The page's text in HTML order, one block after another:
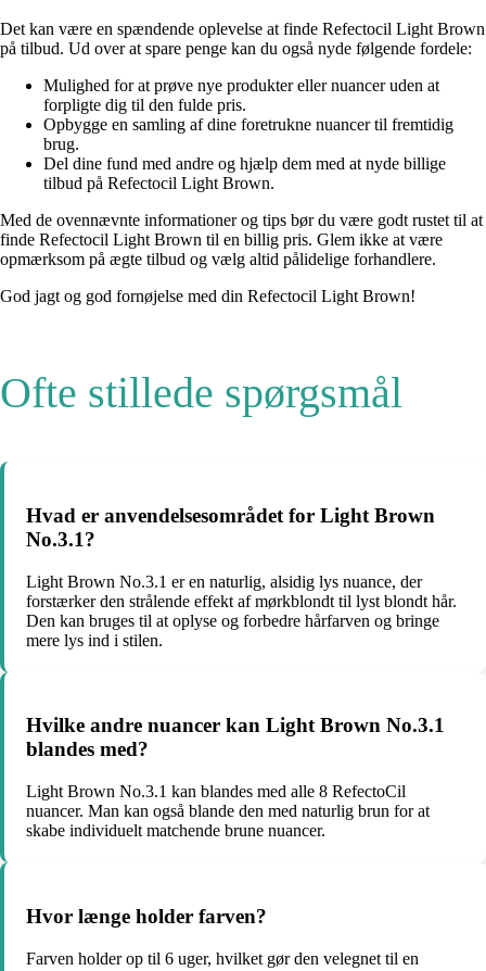
Det kan være en spændende oplevelse at finde Refectocil Light Brown
på tilbud. Ud over at spare penge kan du også nyde følgende fordele:
Mulighed for at prøve nye produkter eller nuancer uden at
forpligte dig til den fulde pris.
Opbygge en samling af dine foretrukne nuancer til fremtidig
brug.
Del dine fund med andre og hjælp dem med at nyde billige
tilbud på Refectocil Light Brown.
Med de ovennævnte informationer og tips bør du være godt rustet til at
finde Refectocil Light Brown til en billig pris. Glem ikke at være
opmærksom på ægte tilbud og vælg altid pålidelige forhandlere.
God jagt og god fornøjelse med din Refectocil Light Brown!
Ofte stillede spørgsmål
Hvad er anvendelsesområdet for Light Brown
No.3.1?
Light Brown No.3.1 er en naturlig, alsidig lys nuance, der
forstærker den strålende effekt af mørkblondt til lyst blondt hår.
Den kan bruges til at oplyse og forbedre hårfarven og bringe
mere lys ind i stilen.
Hvilke andre nuancer kan Light Brown No.3.1
blandes med?
Light Brown No.3.1 kan blandes med alle 8 RefectoCil
nuancer. Man kan også blande den med naturlig brun for at
skabe individuelt matchende brune nuancer.
Hvor længe holder farven?
Farven holder op til 6 uger, hvilket gør den velegnet til en